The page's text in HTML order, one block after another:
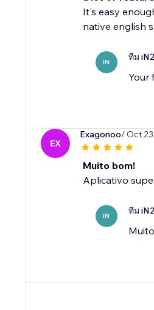
It's easy
native english
IN ทีม
Your
EX
Exagonoo/ Oct
Muito bom!
Aplicativo
IN ทีม